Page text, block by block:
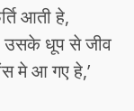
आती हे,
उसके धूप से जीव
मे आ गए हे,’